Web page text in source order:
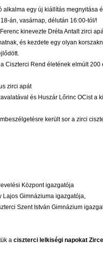
alkalma egy új kiállítás megnyitása
án, vasárnap, délután 16:00-tól/!
kinevezte Dréta Antalt zirci
és kezdete egy olyan
Ciszterci Rend életének elmúlt 200
zirci apát
és Huszár Lőrinc OCist a
került sor a zirci
Központ igazgatója
Lajos Gimnáziuma igazgatója,
Szent István Gimnázium
a ciszterci lelkiségi napokat